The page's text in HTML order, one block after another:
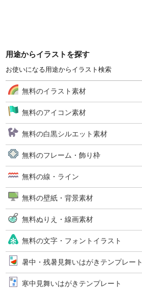
用途からイラストを探す
お使いになる用途からイラスト検索
無料のイラスト素材
無料のアイコン素材
無料の白黒シルエット素材
無料のフレーム・飾り枠
無料の線・ライン
無料の壁紙・背景素材
無料ぬりえ・線画素材
無料の文字・フォントイラスト
暑中・残暑見舞いはがきテンプレート
寒中見舞いはがきテンプレート